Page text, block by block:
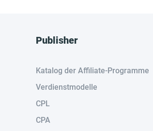
Publisher
Katalog der Affiliate-Programme
Verdienstmodelle
CPL
CPA